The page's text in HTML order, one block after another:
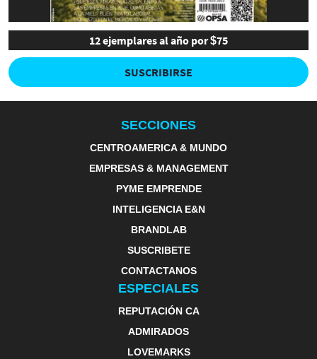
12 ejemplares al año por $75
SUSCRIBIRSE
SECCIONES
CENTROAMERICA & MUNDO
EMPRESAS & MANAGEMENT
PYME EMPRENDE
INTELIGENCIA E&N
BRANDLAB
SUSCRIBETE
CONTACTANOS
ESPECIALES
REPUTACIÓN CA
ADMIRADOS
LOVEMARKS